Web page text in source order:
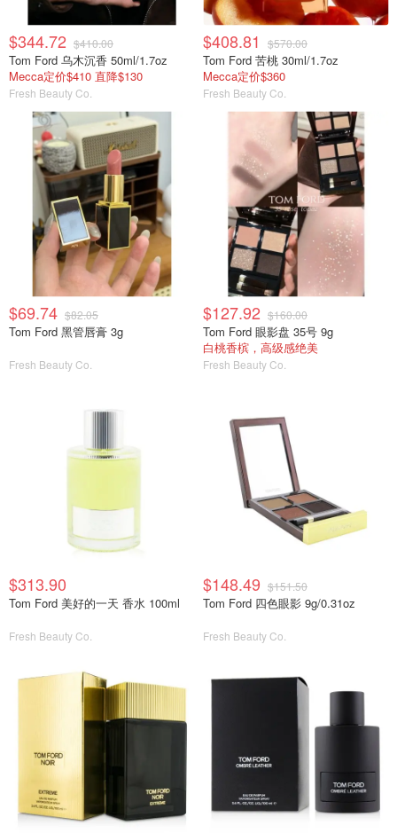
$344.72 $410.00
Tom Ford 乌木沉香 50ml/1.7oz
Mecca定价$410 直降$130
Fresh Beauty Co.
$408.81 $570.00
Tom Ford 苦桃 30ml/1.7oz
Mecca定价$360
Fresh Beauty Co.
$69.74 $82.05
Tom Ford 黑管唇膏 3g
Fresh Beauty Co.
$127.92 $160.00
Tom Ford 眼影盘 35号 9g
白桃香槟，高级感绝美
Fresh Beauty Co.
$313.90
Tom Ford 美好的一天 香水 100ml
Fresh Beauty Co.
$148.49 $151.50
Tom Ford 四色眼影 9g/0.31oz
Fresh Beauty Co.